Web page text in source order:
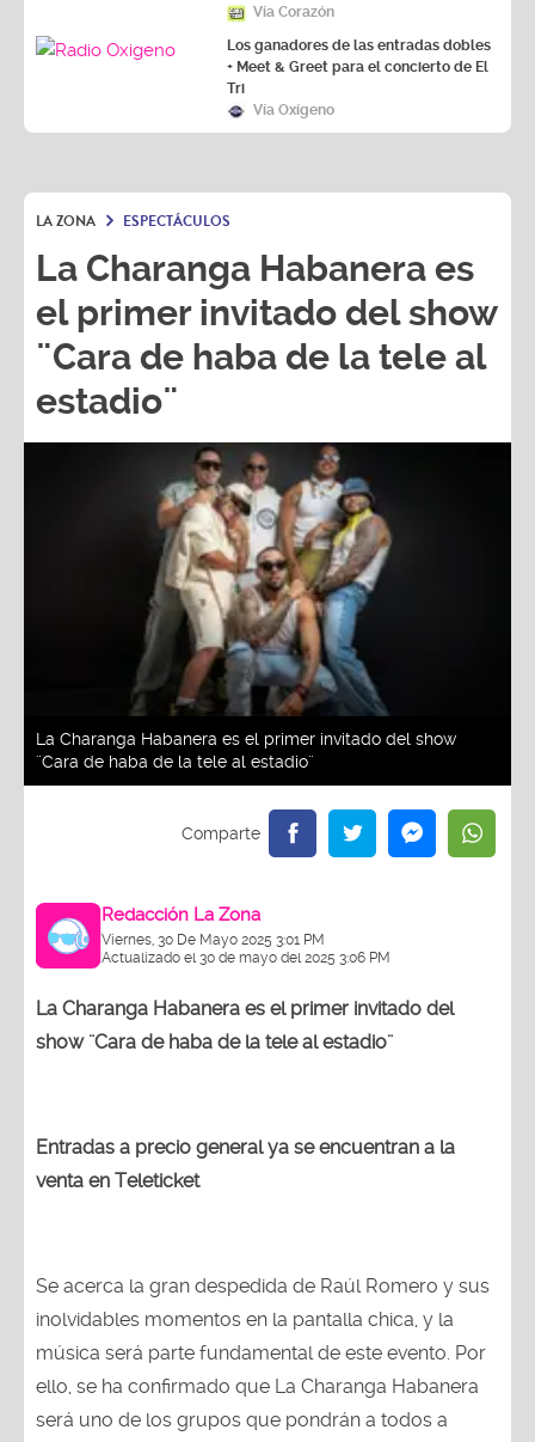
Vía Corazón
Los ganadores de las entradas dobles
+ Meet & Greet para el concierto de El
Tri
Vía Oxígeno
LA ZONA ESPECTÁCULOS
La Charanga Habanera es
el primer invitado del show
¨Cara de haba de la tele al
estadio¨
La Charanga Habanera es el primer invitado del show
¨Cara de haba de la tele al estadio¨
Redacción La Zona
Viernes, 30 De Mayo 2025 3:01 PM
Actualizado el 30 de mayo del 2025 3:06 PM
La Charanga Habanera es el primer invitado del
show ¨Cara de haba de la tele al estadio¨
Entradas a precio general ya se encuentran a la
venta en Teleticket
Se acerca la gran despedida de Raúl Romero y sus
inolvidables momentos en la pantalla chica, y la
música será parte fundamental de este evento. Por
ello, se ha confirmado que La Charanga Habanera
será uno de los grupos que pondrán a todos a